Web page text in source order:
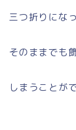
三つ折りにな
そのままでも
しまうことが